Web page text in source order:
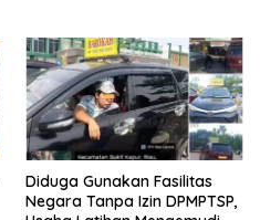
Diduga Gunakan Fasilitas
Negara Tanpa Izin DPMPTSP,